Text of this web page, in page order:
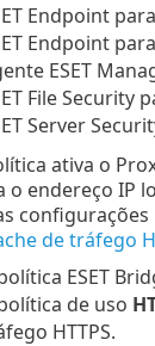
Endpoint
Endpoint
ESET
File Security
Server
ativa o
o endereço IP
de tráfego
ESET
de uso
HTTPS.